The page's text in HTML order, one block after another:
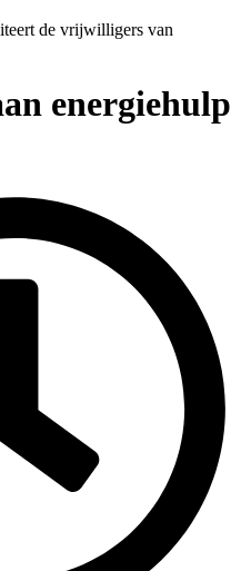
de vrijwilligers van
energiehulp